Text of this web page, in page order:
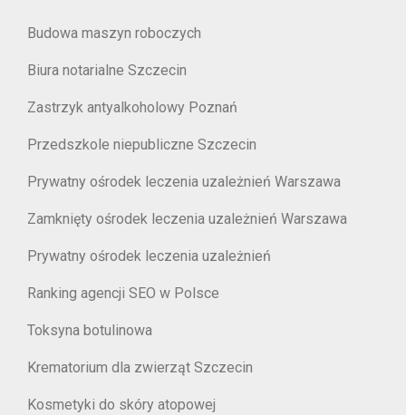
Budowa maszyn roboczych
Biura notarialne Szczecin
Zastrzyk antyalkoholowy Poznań
Przedszkole niepubliczne Szczecin
Prywatny ośrodek leczenia uzależnień Warszawa
Zamknięty ośrodek leczenia uzależnień Warszawa
Prywatny ośrodek leczenia uzależnień
Ranking agencji SEO w Polsce
Toksyna botulinowa
Krematorium dla zwierząt Szczecin
Kosmetyki do skóry atopowej